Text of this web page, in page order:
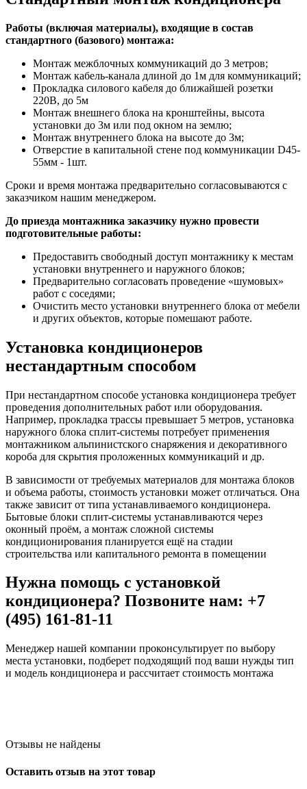
Работы (включая материалы), входящие в состав
стандартного (базового) монтажа:
Монтаж межблочных коммуникаций до 3 метров;
Монтаж кабель-канала длиной до 1м для коммуникаций;
Прокладка силового кабеля до ближайшей розетки
220В, до 5м
Монтаж внешнего блока на кронштейны, высота
установки до 3м или под окном на землю;
Монтаж внутреннего блока на высоте до 3м;
Отверстие в капитальной стене под коммуникации D45-
55мм - 1шт.
Сроки и время монтажа предварительно согласовываются с
заказчиком нашим менеджером.
До приезда монтажника заказчику нужно провести
подготовительные работы:
Предоставить свободный доступ монтажнику к местам
установки внутреннего и наружного блоков;
Предварительно согласовать проведение «шумовых»
работ с соседями;
Очистить место установки внутреннего блока от мебели
и других объектов, которые помешают работе.
Установка кондиционеров
нестандартным способом
При нестандартном способе установка кондиционера требует
проведения дополнительных работ или оборудования.
Например, прокладка трассы превышает 5 метров, установка
наружного блока сплит-системы потребует применения
монтажником альпинистского снаряжения и декоративного
короба для скрытия проложенных коммуникаций и др.
В зависимости от требуемых материалов для монтажа блоков
и объема работы, стоимость установки может отличаться. Она
также зависит от типа устанавливаемого кондиционера.
Бытовые блоки сплит-системы устанавливаются через
оконный проём, а монтаж сложной системы
кондиционирования планируется ещё на стадии
строительства или капитального ремонта в помещении
Нужна помощь с установкой
кондиционера? Позвоните нам: +7
(495) 161-81-11
Менеджер нашей компании проконсультирует по выбору
места установки, подберет подходящий под ваши нужды тип
и модель кондиционера и рассчитает стоимость монтажа
Отзывы не найдены
Оставить отзыв на этот товар